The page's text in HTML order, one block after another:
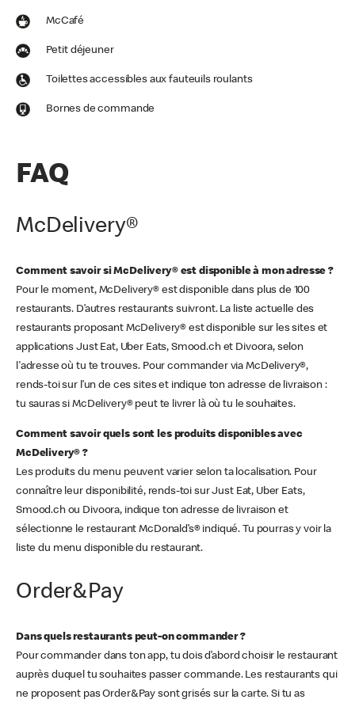
McCafé
Petit déjeuner
Toilettes accessibles aux fauteuils roulants
Bornes de commande
FAQ
McDelivery®
Comment savoir si McDelivery® est disponible à mon adresse ?
Pour le moment, McDelivery® est disponible dans plus de 100
restaurants. D’autres restaurants suivront. La liste actuelle des
restaurants proposant McDelivery® est disponible sur les sites et
applications Just Eat, Uber Eats, Smood.ch et Divoora, selon
l'adresse où tu te trouves. Pour commander via McDelivery®,
rends-toi sur l’un de ces sites et indique ton adresse de livraison :
tu sauras si McDelivery® peut te livrer là où tu le souhaites.
Comment savoir quels sont les produits disponibles avec
McDelivery® ?
Les produits du menu peuvent varier selon ta localisation. Pour
connaître leur disponibilité, rends-toi sur Just Eat, Uber Eats,
Smood.ch ou Divoora, indique ton adresse de livraison et
sélectionne le restaurant McDonald’s® indiqué. Tu pourras y voir la
liste du menu disponible du restaurant.
Order&Pay
Dans quels restaurants peut-on commander ?
Pour commander dans ton app, tu dois d’abord choisir le restaurant
auprès duquel tu souhaites passer commande. Les restaurants qui
ne proposent pas Order&Pay sont grisés sur la carte. Si tu as